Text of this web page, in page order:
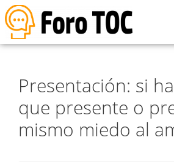
Presentación: si
que presente o
mismo miedo al